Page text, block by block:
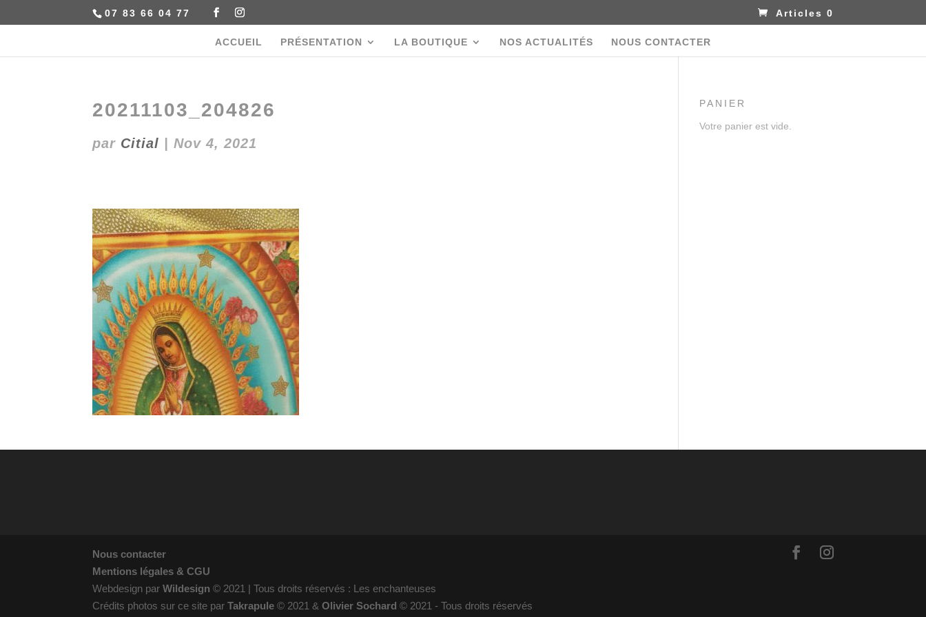
07 83 66 04 77 Articles 0
ACCUEIL PRÉSENTATION LA BOUTIQUE NOS ACTUALITÉS NOUS CONTACTER
20211103_204826
par Citial |Nov 4, 2021
PANIER
Votre panier est vide.
Nous contacter
Mentions légales & CGU
Webdesign parWildesign © 2021 | Tous droits réservés : Les enchanteuses
Crédits photos sur ce site parTakrapule© 2021 &Olivier Sochard© 2021 - Tous droits réservés